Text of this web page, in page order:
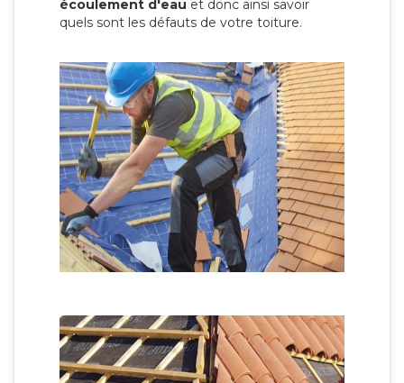
écoulement d'eau et donc ainsi savoir
quels sont les défauts de votre toiture.